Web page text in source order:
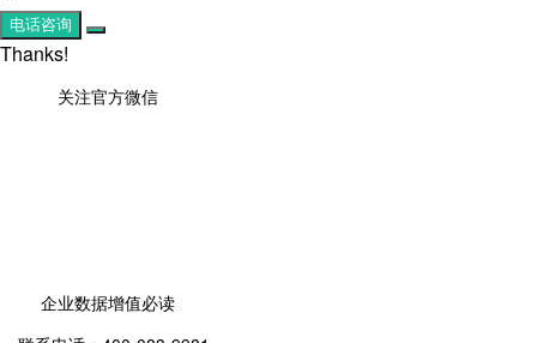
电话咨询
Thanks!
关注官方微信
企业数据增值必读